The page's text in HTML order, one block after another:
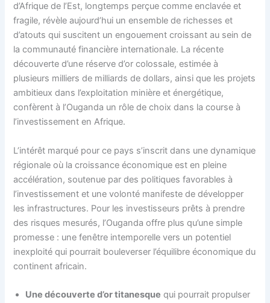
d’Afrique de l’Est, longtemps perçue comme enclavée et
fragile, révèle aujourd’hui un ensemble de richesses et
d’atouts qui suscitent un engouement croissant au sein de
la communauté financière internationale. La récente
découverte d’une réserve d’or colossale, estimée à
plusieurs milliers de milliards de dollars, ainsi que les projets
ambitieux dans l’exploitation minière et énergétique,
confèrent à l’Ouganda un rôle de choix dans la course à
l’investissement en Afrique.
L’intérêt marqué pour ce pays s’inscrit dans une dynamique
régionale où la croissance économique est en pleine
accélération, soutenue par des politiques favorables à
l’investissement et une volonté manifeste de développer
les infrastructures. Pour les investisseurs prêts à prendre
des risques mesurés, l’Ouganda offre plus qu’une simple
promesse : une fenêtre intemporelle vers un potentiel
inexploité qui pourrait bouleverser l’équilibre économique du
continent africain.
Une découverte d’or titanesque qui pourrait propulser